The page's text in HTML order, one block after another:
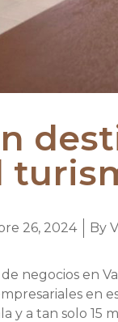
26, 2024 By
negocios en
en
y a tan solo